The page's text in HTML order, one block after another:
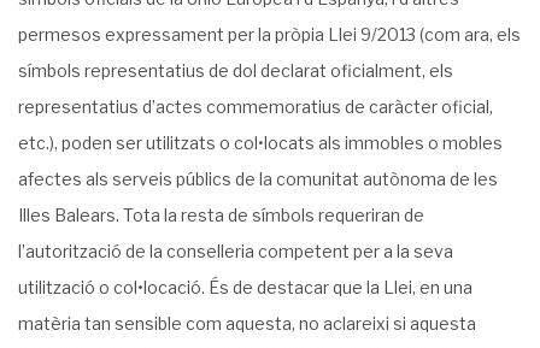
permesos expressament per la pròpia Llei 9/2013 (com ara, els
símbols representatius de dol declarat oficialment, els
representatius d’actes commemoratius de caràcter oficial,
etc.), poden ser utilitzats o col•locats als immobles o mobles
afectes als serveis públics de la comunitat autònoma de les
Illes Balears. Tota la resta de símbols requeriran de
l’autorització de la conselleria competent per a la seva
utilització o col•locació. És de destacar que la Llei, en una
matèria tan sensible com aquesta, no aclareixi si aquesta